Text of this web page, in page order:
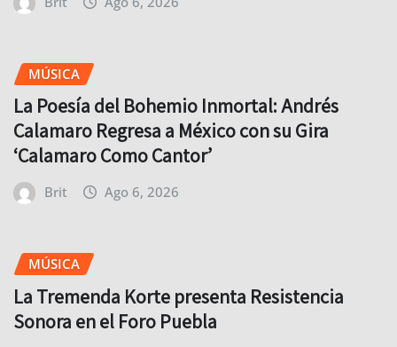
MÚSICA
La Poesía del Bohemio Inmortal: Andrés
Calamaro Regresa a México con su Gira
‘Calamaro Como Cantor’
Brit Ago 6, 2026
MÚSICA
La Tremenda Korte presenta Resistencia
Sonora en el Foro Puebla